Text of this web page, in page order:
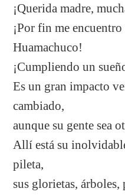
¡Querida madre,
¡Por fin me
Huamachuco!
¡Cumpliendo un
Es un gran impacto
cambiado,
aunque su gente sea
Allí está su
pileta,
sus glorietas,